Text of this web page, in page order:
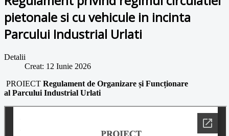
pietonale si cu vehicule in incinta
Parcului Industrial Urlati
Detalii
Creat: 12 Iunie 2026
PROIECT Regulament de Organizare și Funcționare
al Parcului Industrial Urlati